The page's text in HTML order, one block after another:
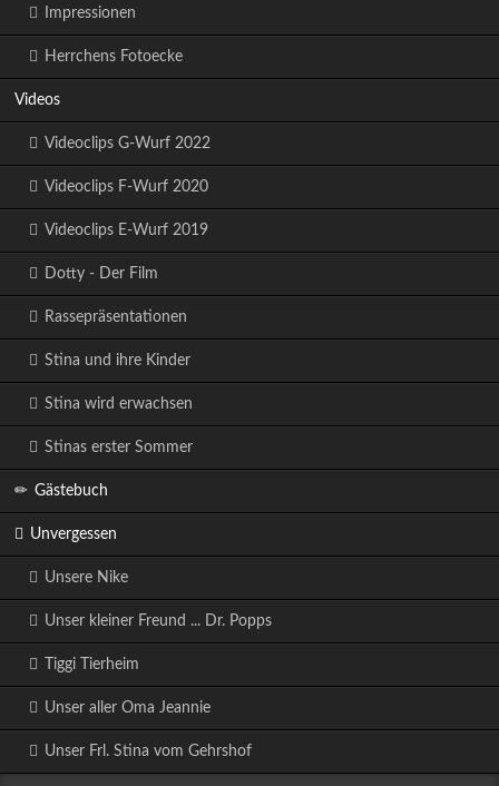
Impressionen
Herrchens Fotoecke
Videos
Videoclips G-Wurf 2022
Videoclips F-Wurf 2020
Videoclips E-Wurf 2019
Dotty - Der Film
Rassepräsentationen
Stina und ihre Kinder
Stina wird erwachsen
Stinas erster Sommer
Gästebuch
Unvergessen
Unsere Nike
Unser kleiner Freund ... Dr. Popps
Tiggi Tierheim
Unser aller Oma Jeannie
Unser Frl. Stina vom Gehrshof